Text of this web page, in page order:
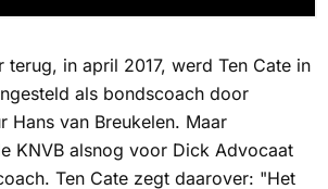
terug, in april 2017, werd Ten Cate in
als bondscoach door
Hans van Breukelen. Maar
KNVB alsnog voor Dick Advocaat
Ten Cate zegt daarover: "Het